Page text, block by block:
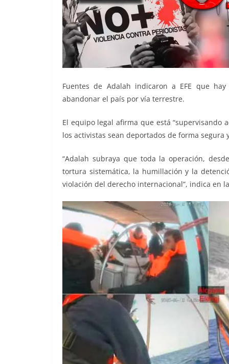
Fuentes de Adalah indicaron a EFE que
abandonar el país por vía terrestre.
El equipo legal afirma que está “supervisando
los activistas sean deportados de forma segura
“Adalah subraya que toda la operación,
tortura sistemática, la humillación y la
violación del derecho internacional”, indica en